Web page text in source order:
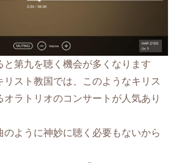
と第九を聴く機会が多くなります
リスト教国では、このようなキリス
オラトリオのコンサートが人気あり
のように神妙に聴く必要もないから